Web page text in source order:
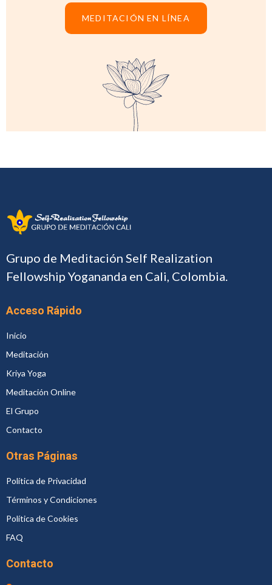
MEDITACIÓN EN LÍNEA
Grupo de Meditación Self Realization
Fellowship Yogananda en Cali, Colombia.
Acceso Rápido
Inicio
Meditación
Kriya Yoga
Meditación Online
El Grupo
Contacto
Otras Páginas
Política de Privacidad
Términos y Condiciones
Política de Cookies
FAQ
Contacto